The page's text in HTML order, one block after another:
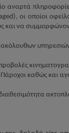
αναρτά
), οι οποίοι
να
ακόλουθων
Πάροχοι καθώς και